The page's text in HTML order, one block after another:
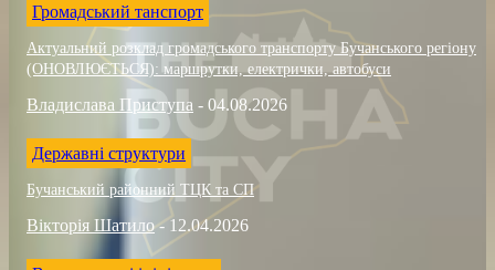
Громадський танспорт
Актуальний розклад громадського транспорту Бучанського регіону
(ОНОВЛЮЄТЬСЯ): маршрутки, електрички, автобуси
Владислава Приступа - 04.08.2026
Державні структури
Бучанський районний ТЦК та СП
Вікторія Шатило - 12.04.2026